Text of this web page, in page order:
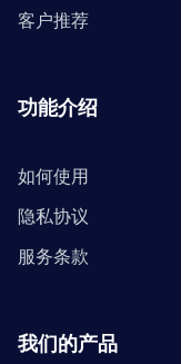
客户推荐
功能介绍
如何使用
隐私协议
服务条款
我们的产品